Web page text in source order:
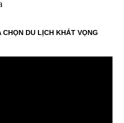
DU LỊCH KHÁT VỌNG